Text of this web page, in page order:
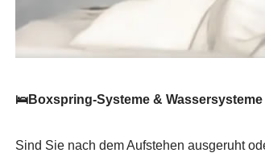
🛌Boxspring-Systeme &
Sind Sie nach dem Aufstehen ausgeruht